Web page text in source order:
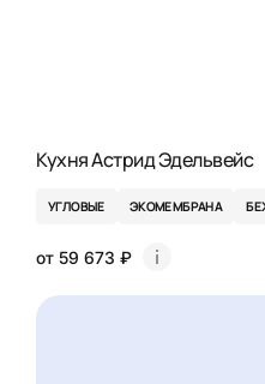
Кухня Астрид Эдельвейс
УГЛОВЫЕ ЭКОМЕМБРАНА
от 59 673 ₽